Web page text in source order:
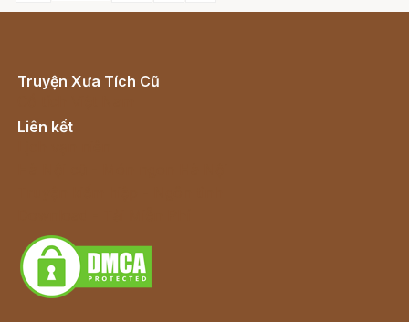
Truyện Xưa Tích Cũ
Liên kết